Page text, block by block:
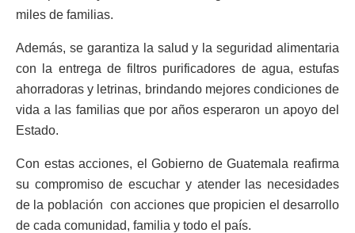
miles de familias.
Además, se garantiza la salud y la seguridad alimentaria
con la entrega de filtros purificadores de agua, estufas
ahorradoras y letrinas, brindando mejores condiciones de
vida a las familias que por años esperaron un apoyo del
Estado.
Con estas acciones, el Gobierno de Guatemala reafirma
su compromiso de escuchar y atender las necesidades
de la población con acciones que propicien el desarrollo
de cada comunidad, familia y todo el país.